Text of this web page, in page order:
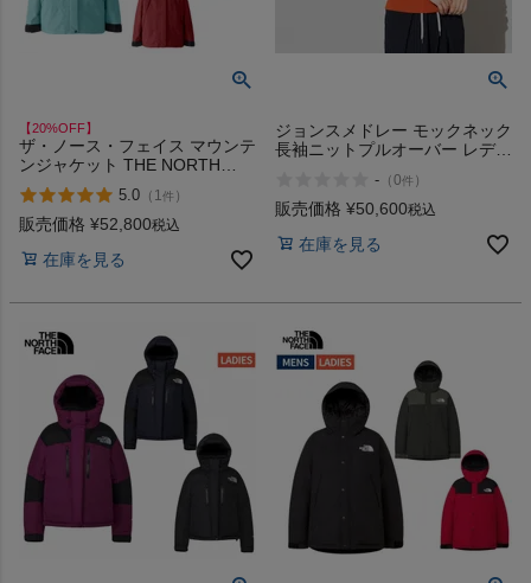
サックス SAXX
スポーツマリオTOP
ベースボールマリオ（野球商品）
お気に入り
クーポン一覧
商品レビュー
プロテイン・サプリメントまとめ買い
【20%OFF】
ザ・ノース・フェイス マウンテ
ンジャケット THE NORTH
FACE MOUNTAIN JACKET
5.0 （ 1件 ）
販売価格 ¥52,800税込
在庫を見る
ジョンスメドレー モックネック
長袖ニットプルオーバー レディ
- （0件 ）
販売価格 ¥50,600税込
在庫を見る